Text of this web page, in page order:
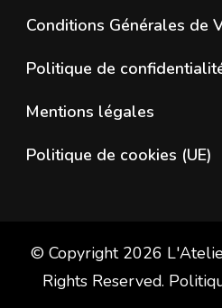
Conditions Générales de
Politique de
Mentions légales
Politique de cookies (UE)
© Copyright 2026
Rights Reserved.